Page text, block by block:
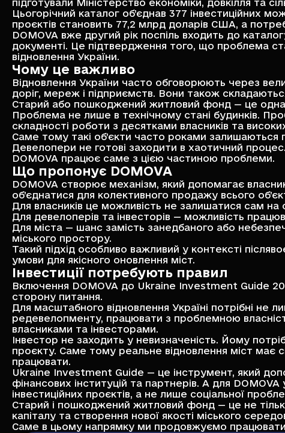
підготували Міністерство економіки, довкілля та
Цьогорічний каталог об’єднав 377 інвестиційних
проєктів становить 77,2 млрд доларів США, а
DOMOVA вже другий рік поспіль входить до
документі. Це підтвердження того, що проблема
відновлення України.
Чому це важливо
Відновлення України часто обговорюють через
доріг, мереж і підприємств. Вони також
Старий або пошкоджений житловий фонд — це одна
Проблема не лише в технічному стані будинків.
складності роботи з десятками власників та
Саме тому такі об’єкти часто роками
Девелопери не готові заходити в хаотичний
DOMOVA працює саме з цією частиною проблеми.
Що пропонує DOMOVA
DOMOVA створює механізм, який допомагає
об’єднатися для колективного продажу всього
Для власників це можливість не залишатися сам
Для девелоперів та інвесторів — можливість
Для міста — шанс замість занедбаного або
міського простору.
Такий підхід особливо важливий у контексті
умови для якісного оновлення міст.
Інвестиції потребують правил
Включення DOMOVA до Ukraine Investment Guide
сторону питання.
Для масштабного відновлення Україні потрібні не
редевелопменту, працювати з проблемною
власниками та інвесторами.
Інвестор не заходить у невизначеність. Йому
проєкту. Саме тому реальне відновлення міст має
працювати.
Ukraine Investment Guide — це інструмент, який
фінансових інституцій та партнерів. А для
інвестиційних проєктів, а не лише соціальної
Старий і пошкоджений житловий фонд — це не
капіталу та створення нової якості міського
Саме в цьому напрямку ми продовжуємо